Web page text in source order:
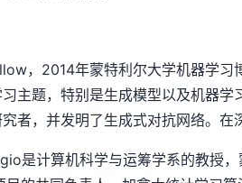
，2014年蒙特利尔大学机器学习
主题，特别是生成模型以及机器
者，并发明了生成式对抗网络。在
是计算机科学与运筹学系的教授